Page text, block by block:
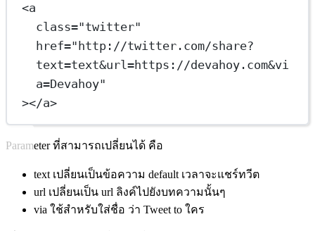
<a
class="twitter"
href="http://twitter.com/share?
text=text&url=https://devahoy.com&vi
a=Devahoy"
></a>
Parameter ที่สามารถเปลี่ยนได้ คือ
text เปลี่ยนเป็นข้อความ default เวลาจะแชร์ทวีต
url เปลี่ยนเป็น url ลิงค์ไปยังบทความนั้นๆ
via ใช้สำหรับใส่ชื่อ ว่า Tweet to ใคร